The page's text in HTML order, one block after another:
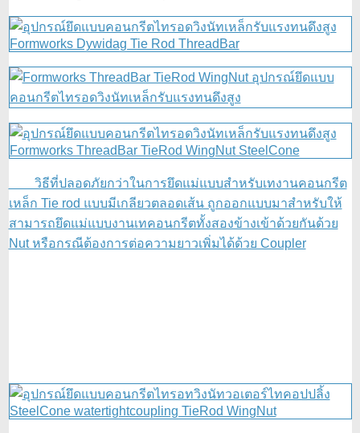
วิธีที่ปลอดภัยกว่าในการยึดแม่แบบสำหรับเทงานคอนกรีต
เหล็ก Tie rod แบบมีเกลียวตลอดเส้น ถูกออกแบบมาสำหรับให้
สามารถยึดแม่แบบงานเทคอนกรีตทั้งสองข้างเข้าด้วยกันด้วย
Nut หรือกรณีต้องการต่อความยาวเพิ่มได้ด้วย Coupler